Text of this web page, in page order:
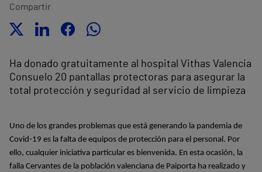
Compartir
Ha donado gratuitamente al hospital Vithas Valencia
Consuelo 20 pantallas protectoras para asegurar la
total protección y seguridad al servicio de limpieza
Uno de los grandes problemas que está generando la pandemia de
Covid-19 es la falta de equipos de protección para el personal. Por
ello, cualquier iniciativa particular es bienvenida. En esta ocasión, la
falla Cervantes de la población valenciana de Paiporta ha realizado y